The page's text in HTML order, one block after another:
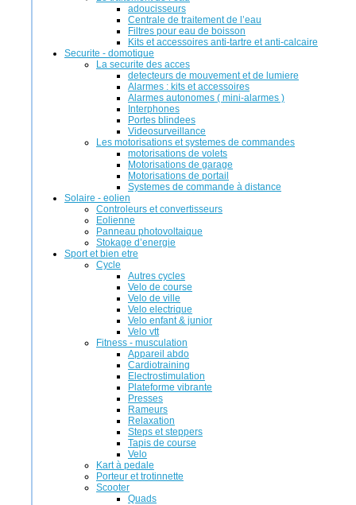
adoucisseurs
Centrale de traitement de l’eau
Filtres pour eau de boisson
Kits et accessoires anti-tartre et anti-calcaire
Securite - domotique
La securite des acces
detecteurs de mouvement et de lumiere
Alarmes : kits et accessoires
Alarmes autonomes ( mini-alarmes )
Interphones
Portes blindees
Videosurveillance
Les motorisations et systemes de commandes
motorisations de volets
Motorisations de garage
Motorisations de portail
Systemes de commande à distance
Solaire - eolien
Controleurs et convertisseurs
Eolienne
Panneau photovoltaique
Stokage d’energie
Sport et bien etre
Cycle
Autres cycles
Velo de course
Velo de ville
Velo electrique
Velo enfant & junior
Velo vtt
Fitness - musculation
Appareil abdo
Cardiotraining
Electrostimulation
Plateforme vibrante
Presses
Rameurs
Relaxation
Steps et steppers
Tapis de course
Velo
Kart à pedale
Porteur et trotinnette
Scooter
Quads